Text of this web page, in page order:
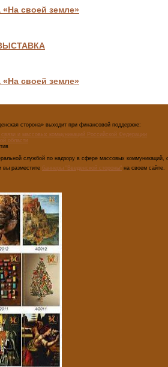
«На своей земле»
«На своей земле»
сторона» выходит при финансовой поддержке:
и массовых коммуникаций Российской Федерации
области
службой по надзору в сфере массовых
вы разместите баннеры "Введенской стороны" на своем сайте.